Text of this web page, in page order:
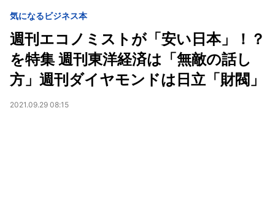
気になるビジネス本
週刊エコノミストが「安い日本」！？
を特集 週刊東洋経済は「無敵の話し
方」週刊ダイヤモンドは日立「財閥」
2021.09.29 08:15